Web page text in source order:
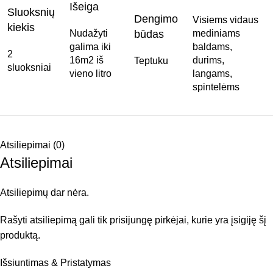
Sluoksnių
kiekis
2
sluoksniai
Išeiga
Nudažyti
galima iki
16m2 iš
vieno litro
Dengimo
būdas
Teptuku
Visiems vidaus
mediniams
baldams,
durims,
langams,
spintelėms
Atsiliepimai (0)
Atsiliepimai
Atsiliepimų dar nėra.
Rašyti atsiliepimą gali tik prisijungę pirkėjai, kurie yra įsigiję šį
produktą.
Išsiuntimas & Pristatymas